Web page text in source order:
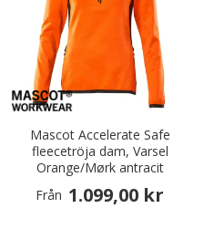
Mascot Accelerate Safe
fleecetröja dam, Varsel
Orange/Mørk antracit
Från 1.099,00 kr